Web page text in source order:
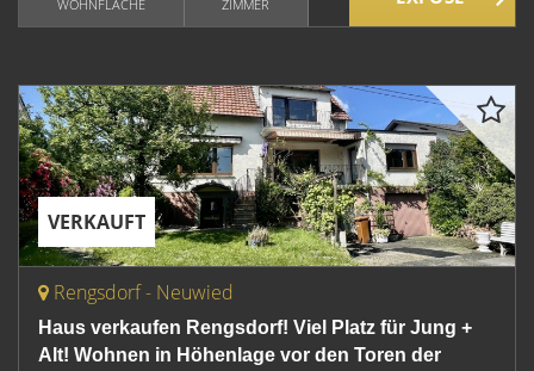
WOHNFLÄCHE
ZIMMER
VERKAUFT
Rengsdorf - Neuwied
Haus verkaufen Rengsdorf! Viel Platz für Jung +
Alt! Wohnen in Höhenlage vor den Toren der